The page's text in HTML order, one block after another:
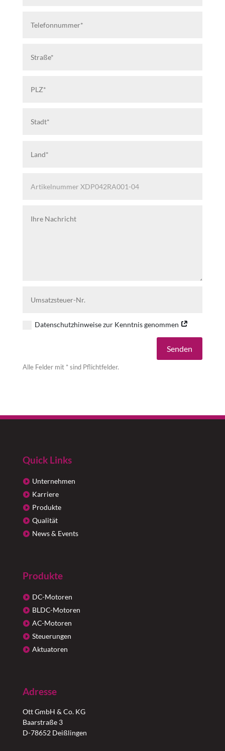
Datenschutzhinweise zur Kenntnis genommen
Senden
Alle Felder mit * sind Pflichtfelder.
Quick Links
Unternehmen
Karriere
Produkte
Qualität
News & Events
Produkte
DC-Motoren
BLDC-Motoren
AC-Motoren
Steuerungen
Aktuatoren
Adresse
Ott GmbH & Co. KG
Baarstraße 3
D-78652 Deißlingen